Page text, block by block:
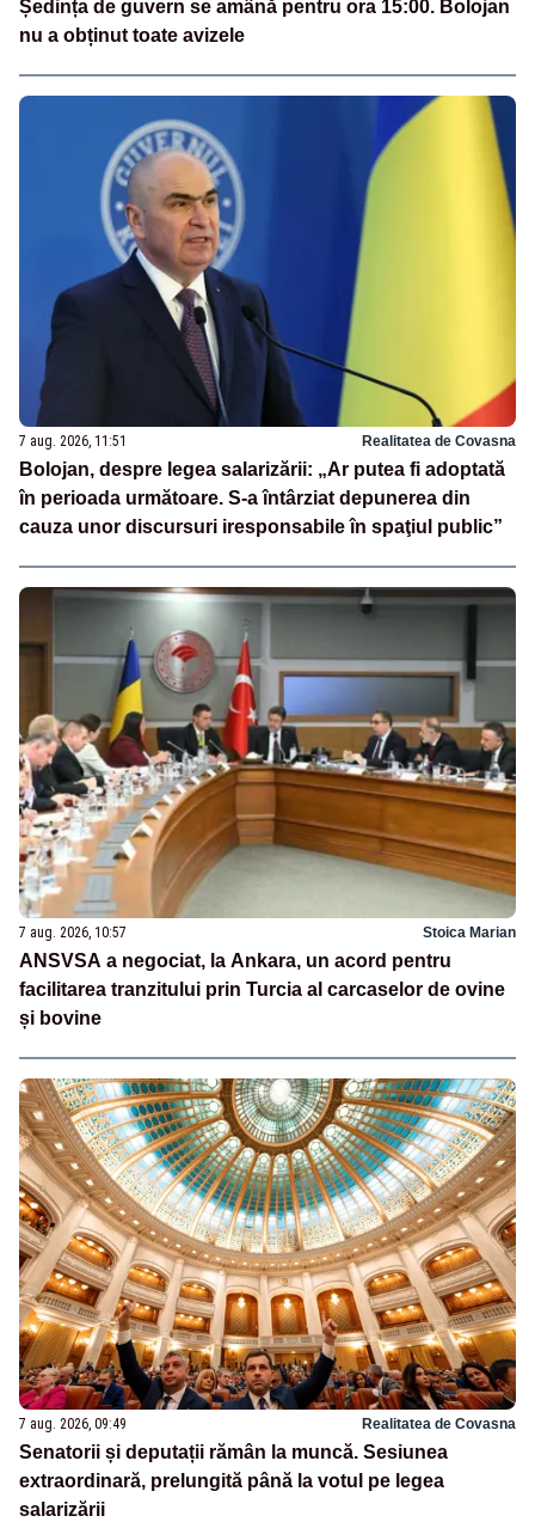
Ședința de guvern se amână pentru ora 15:00. Bolojan
nu a obținut toate avizele
7 aug. 2026, 11:51 Realitatea de Covasna
Bolojan, despre legea salarizării: „Ar putea fi adoptată
în perioada următoare. S-a întârziat depunerea din
cauza unor discursuri iresponsabile în spaţiul public”
7 aug. 2026, 10:57 Stoica Marian
ANSVSA a negociat, la Ankara, un acord pentru
facilitarea tranzitului prin Turcia al carcaselor de ovine
și bovine
7 aug. 2026, 09:49 Realitatea de Covasna
Senatorii și deputații rămân la muncă. Sesiunea
extraordinară, prelungită până la votul pe legea
salarizării